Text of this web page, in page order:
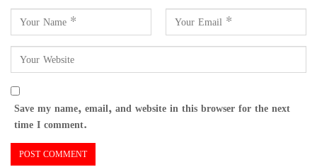
Save my name, email, and website in this browser for the next
time I comment.